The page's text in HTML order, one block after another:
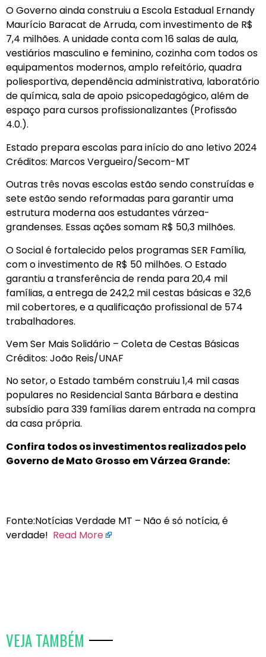
O Governo ainda construiu a Escola Estadual Ernandy
Maurício Baracat de Arruda, com investimento de R$
7,4 milhões. A unidade conta com 16 salas de aula,
vestiários masculino e feminino, cozinha com todos os
equipamentos modernos, amplo refeitório, quadra
poliesportiva, dependência administrativa, laboratório
de química, sala de apoio psicopedagógico, além de
espaço para cursos profissionalizantes (Profissão
4.0.).
Estado prepara escolas para início do ano letivo 2024
Créditos: Marcos Vergueiro/Secom-MT
Outras três novas escolas estão sendo construídas e
sete estão sendo reformadas para garantir uma
estrutura moderna aos estudantes várzea-
grandenses. Essas ações somam R$ 50,3 milhões.
O Social é fortalecido pelos programas SER Família,
com o investimento de R$ 50 milhões. O Estado
garantiu a transferência de renda para 20,4 mil
famílias, a entrega de 242,2 mil cestas básicas e 32,6
mil cobertores, e a qualificação profissional de 574
trabalhadores.
Vem Ser Mais Solidário – Coleta de Cestas Básicas
Créditos: João Reis/UNAF
No setor, o Estado também construiu 1,4 mil casas
populares no Residencial Santa Bárbara e destina
subsídio para 339 famílias darem entrada na compra
da casa própria.
Confira todos os investimentos realizados pelo
Governo de Mato Grosso em Várzea Grande:
Fonte:Notícias Verdade MT – Não é só notícia, é
verdade! Read More
VEJA TAMBÉM